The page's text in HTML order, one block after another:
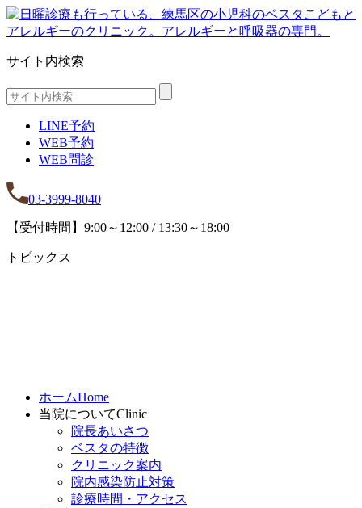
サイト内検索
LINE予約
WEB予約
WEB問診
03-3999-8040
【受付時間】9:00～12:00 / 13:30～18:00
トピックス
ホームHome
当院についてClinic
院長あいさつ
ベスタの特徴
クリニック案内
院内感染防止対策
診療時間・アクセス